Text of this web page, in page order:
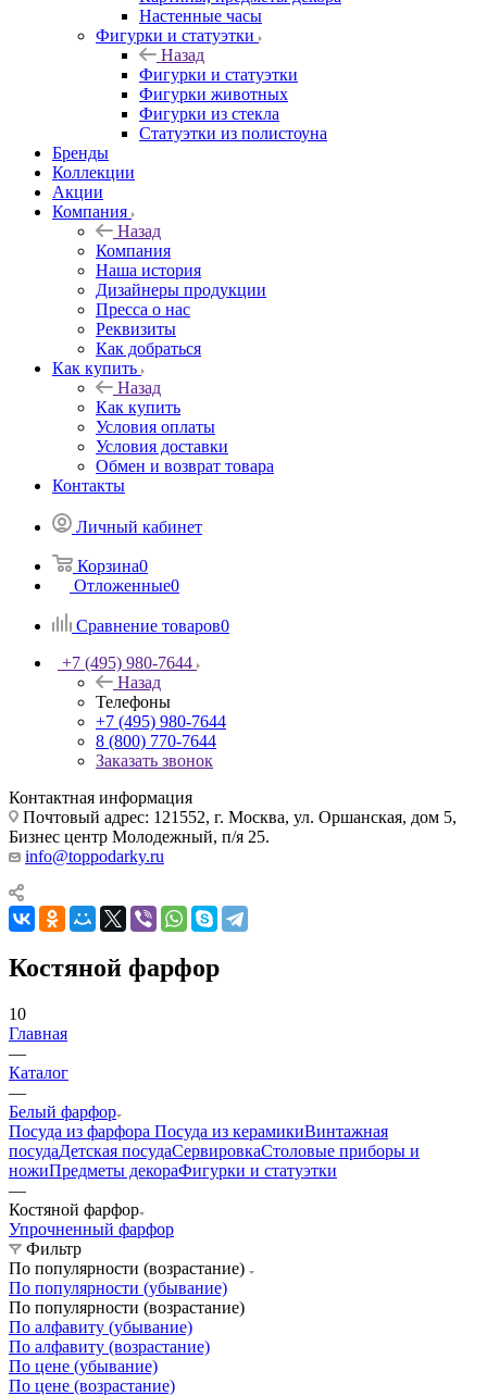
Настенные часы
Фигурки и статуэтки
Назад
Фигурки и статуэтки
Фигурки животных
Фигурки из стекла
Статуэтки из полистоуна
Бренды
Коллекции
Акции
Компания
Назад
Компания
Наша история
Дизайнеры продукции
Пресса о нас
Реквизиты
Как добраться
Как купить
Назад
Как купить
Условия оплаты
Условия доставки
Обмен и возврат товара
Контакты
Личный кабинет
Корзина0
Отложенные0
Сравнение товаров0
+7 (495) 980-7644
Назад
Телефоны
+7 (495) 980-7644
8 (800) 770-7644
Заказать звонок
Контактная информация
Почтовый адрес: 121552, г. Москва, ул. Оршанская, дом 5,
Бизнес центр Молодежный, п/я 25.
info@toppodarky.ru
Костяной фарфор
10
Главная
—
Каталог
—
Белый фарфор
Посуда из фарфора Посуда из керамикиВинтажная
посудаДетская посудаСервировкаСтоловые приборы и
ножиПредметы декораФигурки и статуэтки
—
Костяной фарфор
Упрочненный фарфор
Фильтр
По популярности (возрастание)
По популярности (убывание)
По популярности (возрастание)
По алфавиту (убывание)
По алфавиту (возрастание)
По цене (убывание)
По цене (возрастание)